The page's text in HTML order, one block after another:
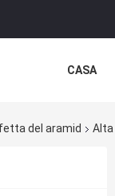
CASA
del aramid Alta